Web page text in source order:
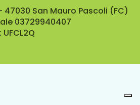
47030 San Mauro Pascoli (FC)
03729940407